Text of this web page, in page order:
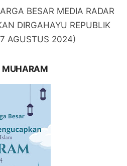
BESAR MEDIA RADAR
DIRGAHAYU REPUBLIK
AGUSTUS 2024)
MUHARAM